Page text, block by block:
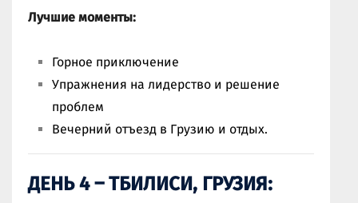
Лучшие моменты:
Горное приключение
Упражнения на лидерство и решение
проблем
Вечерний отъезд в Грузию и отдых.
ДЕНЬ 4 – ТБИЛИСИ, ГРУЗИЯ: